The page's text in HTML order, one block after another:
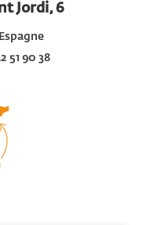
Jordi, 6
51 90 38